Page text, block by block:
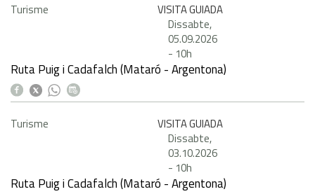
Turisme
VISITA GUIADA
Dissabte,
05.09.2026
- 10h
Ruta Puig i Cadafalch (Mataró - Argentona)
Turisme
VISITA GUIADA
Dissabte,
03.10.2026
- 10h
Ruta Puig i Cadafalch (Mataró - Argentona)